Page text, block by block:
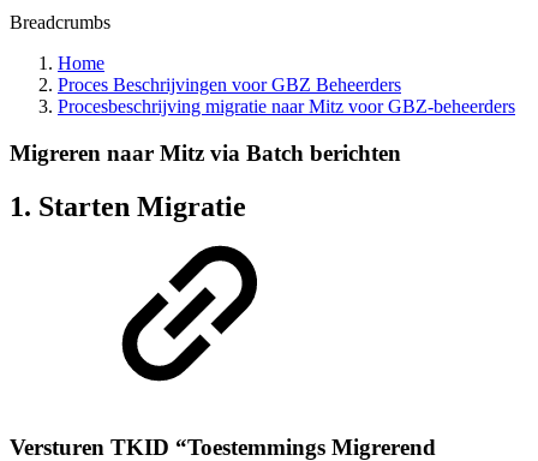
Breadcrumbs
Home
Proces Beschrijvingen voor GBZ Beheerders
Procesbeschrijving migratie naar Mitz voor GBZ-beheerders
Migreren naar Mitz via Batch berichten
1. Starten Migratie
Versturen TKID “Toestemmings Migrerend